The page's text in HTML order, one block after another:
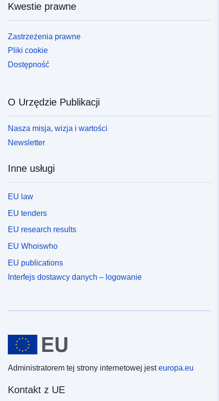
Kwestie prawne
Zastrzeżenia prawne
Pliki cookie
Dostępność
O Urzędzie Publikacji
Nasza misja, wizja i wartości
Newsletter
Inne usługi
EU law
EU tenders
EU research results
EU Whoiswho
EU publications
Interfejs dostawcy danych – logowanie
Administratorem tej strony internetowej jesteuropa.eu
Kontakt z UE